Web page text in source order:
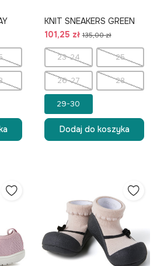
KNIT SNEAKERS GREEN
101,25 zł135,00 zł
23-24 25
26-27 28
29-30
Dodaj do koszyka